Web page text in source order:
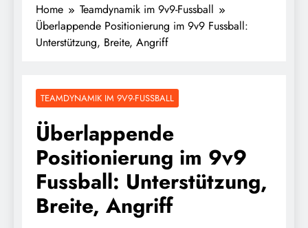
Home
Teamdynamik im 9v9-Fussball
Überlappende Positionierung im 9v9 Fussball:
Unterstützung, Breite, Angriff
TEAMDYNAMIK IM 9V9-FUSSBALL
Überlappende
Positionierung im 9v9
Fussball: Unterstützung,
Breite, Angriff